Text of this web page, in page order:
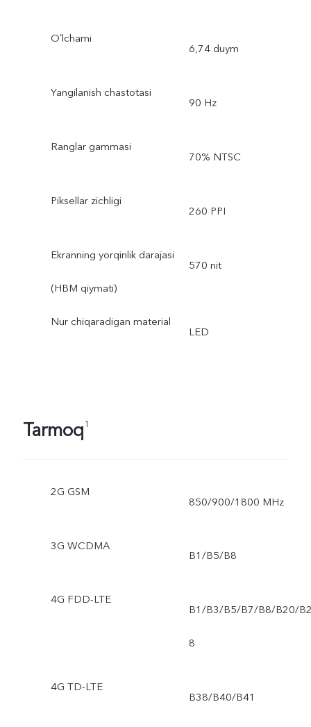
Oʻlchami
6,74 duym
Yangilanish chastotasi
90 Hz
Ranglar gammasi
70% NTSC
Piksellar zichligi
260 PPI
Ekranning yorqinlik darajasi
(HBM qiymati)
570 nit
Nur chiqaradigan material
LED
Tarmoq1
2G GSM
850/900/1800 MHz
3G WCDMA
B1/B5/B8
4G FDD-LTE
B1/B3/B5/B7/B8/B20/
8
4G TD-LTE
B38/B40/B41